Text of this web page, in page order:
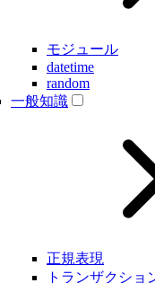
モジュール
datetime
random
一般知識
正規表現
トランザクショ